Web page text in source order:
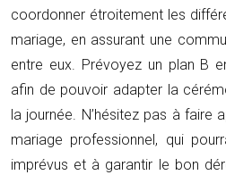
coordonner étroitement les
mariage, en assurant une
entre eux. Prévoyez un plan B
afin de pouvoir adapter la
la journée. N’hésitez pas à faire
mariage professionnel, qui
imprévus et à garantir le bon